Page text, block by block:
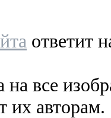
ответит
все
их авторам.